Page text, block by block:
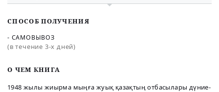
O ЧЕМ КНИГА
1948 жылы жиырма мыңға жуық қазақтың отбасылары дүние-
СПОСОБ ПОЛУЧЕНИЯ
- САМОВЫВОЗ
(в течение 3-х дней)